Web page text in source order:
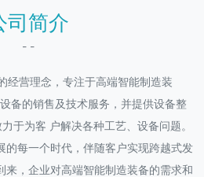
司简介
- -
经营理念，专注于高端智能制造装
备的销售及技术服务，并提供设备整
于为客 户解决各种工艺、设备问题。
的每一个时代，伴随客户实现跨越式发
来，企业对高端智能制造装备的需求和